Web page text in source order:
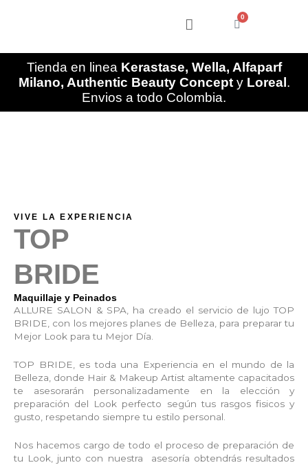
0
Cart
Tienda en linea Kerastase, Wella, Alfaparf
Milano, Authentic Beauty Concepty Loreal .
Envios a todo Colombia.
VIVE LA EXPERIENCIA
TOP
BRIDE
Maquillaje y Peinados
ALLURE SALON & SPA, ha creado el servicio de lujo TOP
BRIDE, con los mejores planes de Belleza, para preparar tu
Mejor Look para tu Mejor Día.
TOP BRIDE, es toda una Experiencia en el mundo de la
Belleza, donde Hair & Makeup Artist altamente capacitados
te asesorarán personalizadamente en la elección y
preparación del Look perfecto según tus rasgos fisicos y
gusto, respetando siempre tu estilo personal.
Nos hacemos cargo de todo el proceso de preparación de
tu Look, junto con nuestra asesoría obtendrás resultados